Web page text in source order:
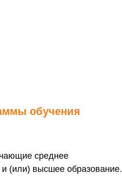
обучения
среднее
(или) высшее образование.